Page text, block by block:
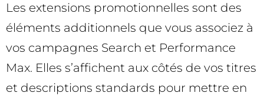
Les extensions promotionnelles sont des
éléments additionnels que vous associez à
vos campagnes Search et Performance
Max. Elles s’affichent aux côtés de vos titres
et descriptions standards pour mettre en